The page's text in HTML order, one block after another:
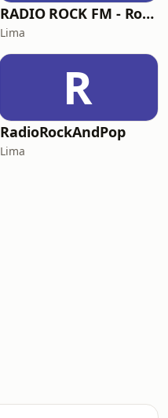
RADIO ROCK FM - Rock en Español
Lima
R
RadioRockAndPop
Lima